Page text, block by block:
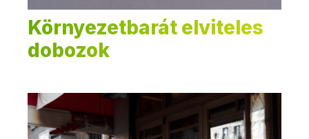
Környezetbarát elviteles
dobozok